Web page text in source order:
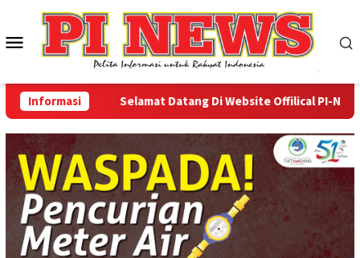
konten
Menu
Mobile
Informasi Selamat Datang Di Website Offilical PI-News